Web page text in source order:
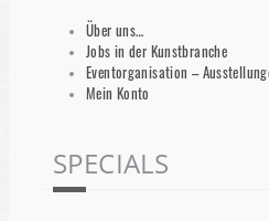
Über uns…
Jobs in der Kunstbranche
Eventorganisation –
Mein Konto
SPECIALS